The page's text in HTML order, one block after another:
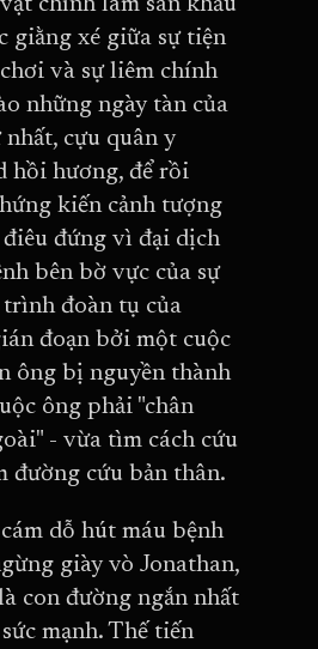
giằng xé giữa sự tiện
và sự liêm chính
những ngày tàn của
cựu quân y
hồi hương, để rồi
kiến cảnh tượng
đứng vì đại dịch
bên bờ vực của sự
đoàn tụ của
đoạn bởi một cuộc
ông bị nguyền thành
ông phải "chân
- vừa tìm cách cứu
đường cứu bản thân.
dỗ hút máu bệnh
giày vò Jonathan,
con đường ngắn nhất
mạnh. Thế tiến